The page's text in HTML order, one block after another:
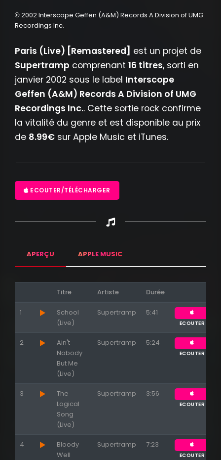
℗ 2002 Interscope Geffen (A&M) Records A Division of UMG
Recordings Inc.
Paris (Live) [Remastered] est un projet de
Supertramp comprenant 16 titres, sorti en
janvier 2002 sous le label Interscope
Geffen (A&M) Records A Division of UMG
Recordings Inc.. Cette sortie rock confirme
la vitalité du genre et est disponible au prix
de 8.99€ sur Apple Music et iTunes.
ECOUTER/TÉLÉCHARGER
APERÇU APPLE MUSIC
Titre Artiste Durée
1
School
(Live)
Supertramp 5:41
ECOUTER
2
Ain't
Nobody
But Me
(Live)
Supertramp 5:24
ECOUTER
3
The
Logical
Song
(Live)
Supertramp 3:56
ECOUTER
4
Bloody
Well
Supertramp 7:23
ECOUTER